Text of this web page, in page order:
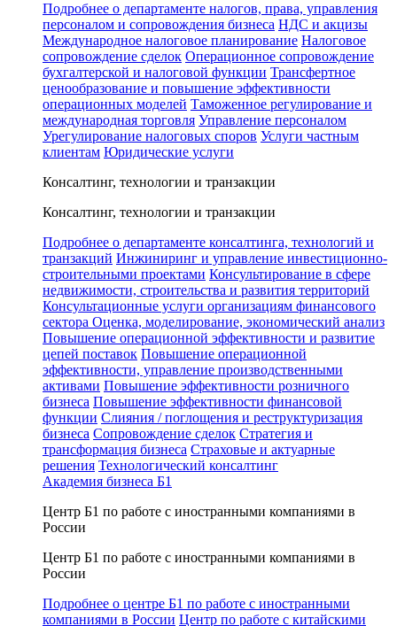
Подробнее о департаменте налогов, права, управления
персоналом и сопровождения бизнеса НДС и акцизы
Международное налоговое планирование Налоговое
сопровождение сделок Операционное сопровождение
бухгалтерской и налоговой функции Трансфертное
ценообразование и повышение эффективности
операционных моделей Таможенное регулирование и
международная торговля Управление персоналом
Урегулирование налоговых споров Услуги частным
клиентам Юридические услуги
Консалтинг, технологии и транзакции
Консалтинг, технологии и транзакции
Подробнее о департаменте консалтинга, технологий и
транзакций Инжиниринг и управление инвестиционно-
строительными проектами Консультирование в сфере
недвижимости, строительства и развития территорий
Консультационные услуги организациям финансового
сектора Оценка, моделирование, экономический анализ
Повышение операционной эффективности и развитие
цепей поставок Повышение операционной
эффективности, управление производственными
активами Повышение эффективности розничного
бизнеса Повышение эффективности финансовой
функции Слияния / поглощения и реструктуризация
бизнеса Сопровождение сделок Стратегия и
трансформация бизнеса Страховые и актуарные
решения Технологический консалтинг
Академия бизнеса Б1
Центр Б1 по работе с иностранными компаниями в
России
Центр Б1 по работе с иностранными компаниями в
России
Подробнее о центре Б1 по работе с иностранными
компаниями в России Центр по работе с китайскими